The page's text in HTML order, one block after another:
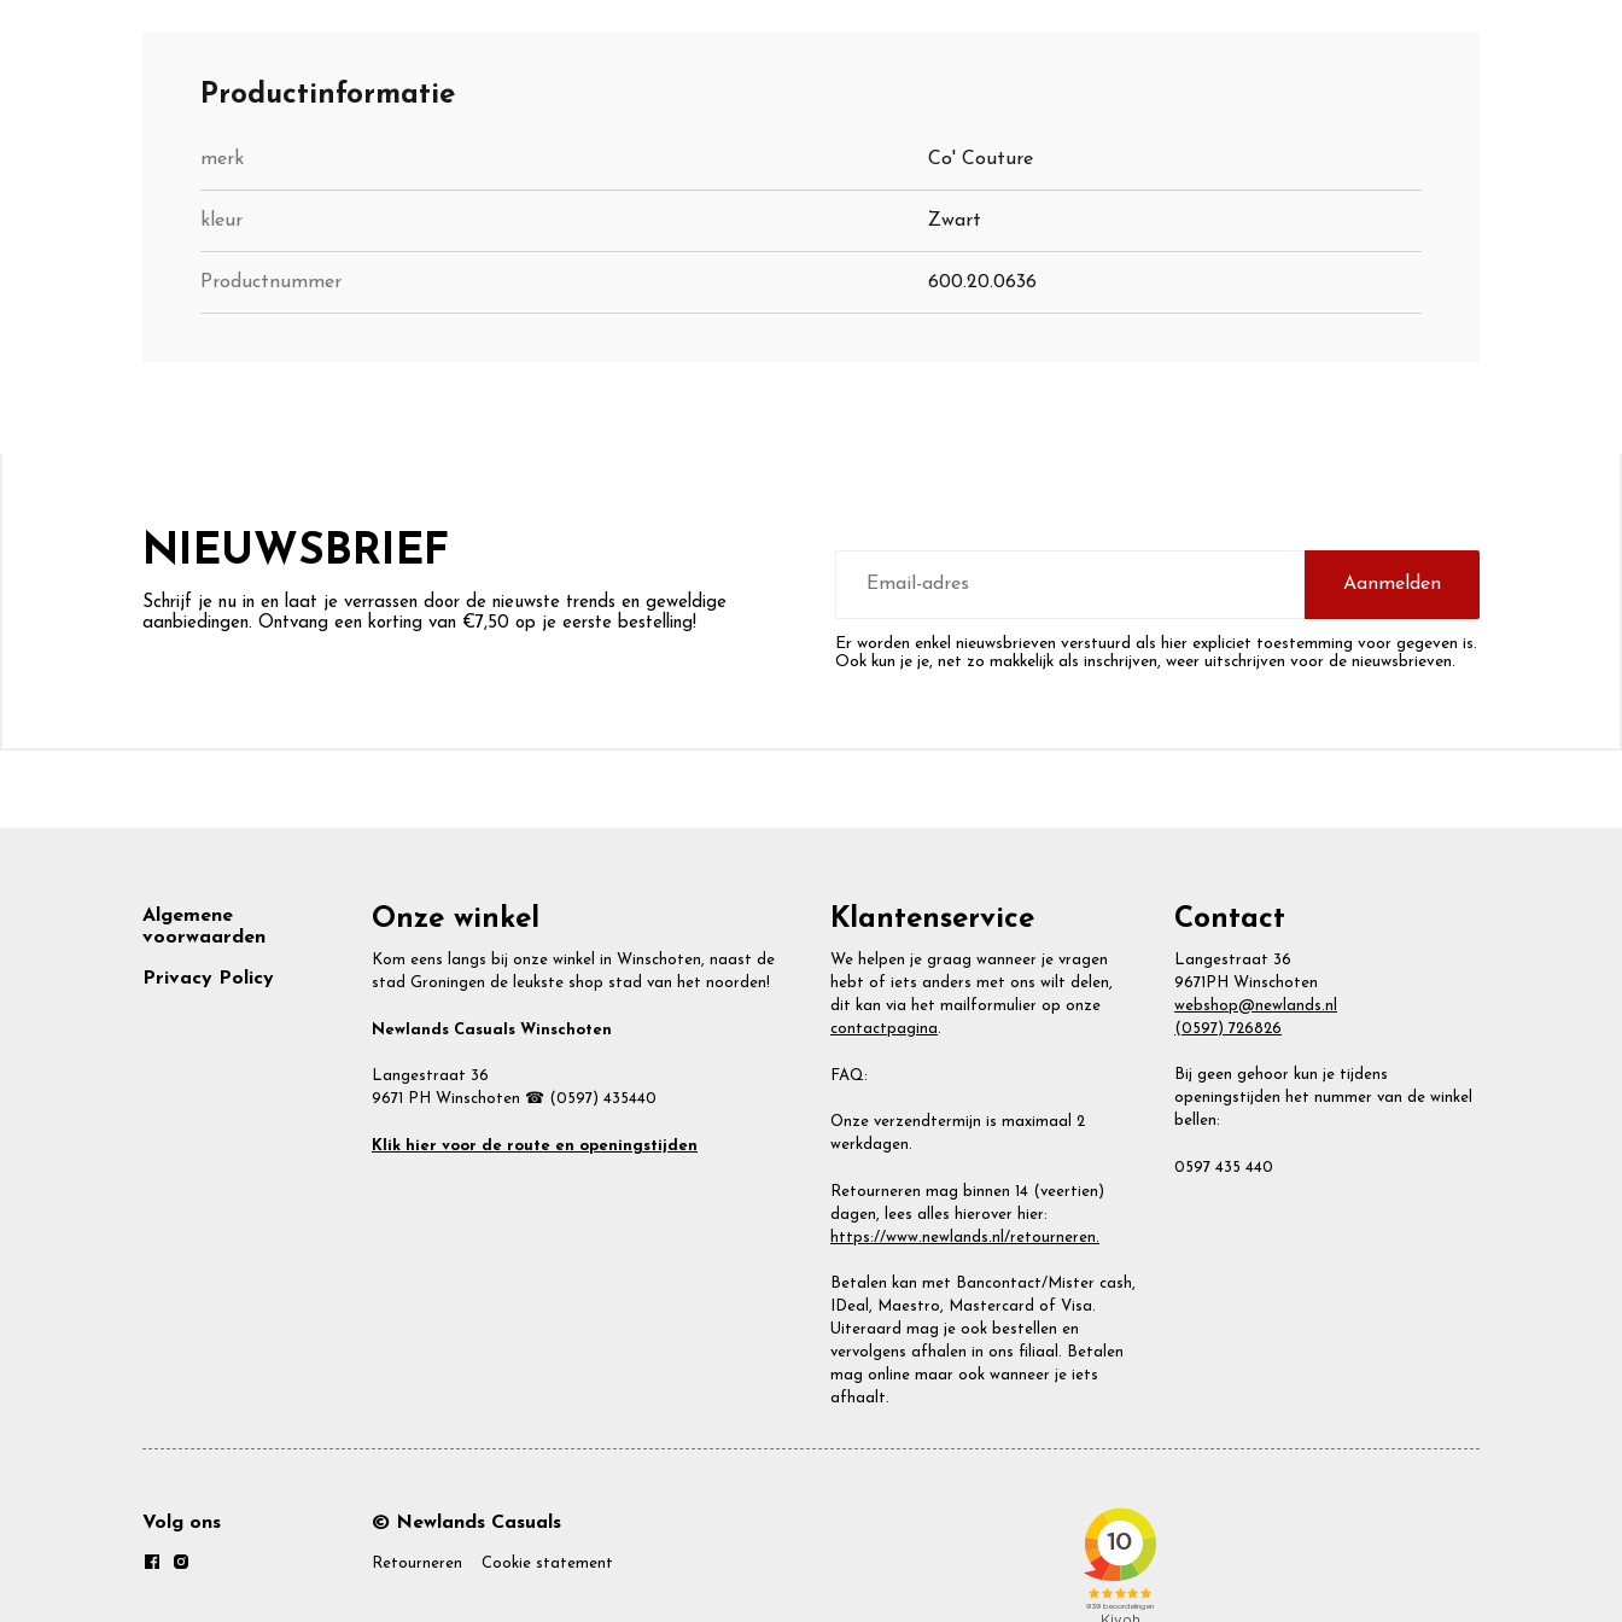
Productinformatie
merk Co' Couture
kleur Zwart
Productnummer 600.20.0636
NIEUWSBRIEF
Schrijf je nu in en laat je verrassen door de nieuwste trends en geweldige
aanbiedingen. Ontvang een korting van €7,50 op je eerste bestelling!
mailadres
Aanmelden
Er worden enkel nieuwsbrieven verstuurd als hier expliciet toestemming voor gegeven is.
Ook kun je je, net zo makkelijk als inschrijven, weer uitschrijven voor de nieuwsbrieven.
Footer
Algemene
voorwaarden
Privacy Policy
Onze winkel
Kom eens langs bij onze winkel in Winschoten, naast de
stad Groningen de leukste shop stad van het noorden!
Newlands Casuals Winschoten
Langestraat 36
9671 PH Winschoten ☎ (0597) 435440
Klik hier voor de route en openingstijden
Klantenservice
We helpen je graag wanneer je vragen
hebt of iets anders met ons wilt delen,
dit kan via het mailformulier op onze
contactpagina.
FAQ:
Onze verzendtermijn is maximaal 2
werkdagen.
Retourneren mag binnen 14 (veertien)
dagen, lees alles hierover hier:
https://www.newlands.nl/retourneren.
Betalen kan met Bancontact/Mister cash,
IDeal, Maestro, Mastercard of Visa.
Uiteraard mag je ook bestellen en
vervolgens afhalen in ons filiaal. Betalen
mag online maar ook wanneer je iets
afhaalt.
Contact
Langestraat 36
9671PH Winschoten
webshop@newlands.nl
(0597) 726826
Bij geen gehoor kun je tijdens
openingstijden het nummer van de winkel
bellen:
0597 435 440
Volg ons © Newlands Casuals
Retourneren Cookie statement